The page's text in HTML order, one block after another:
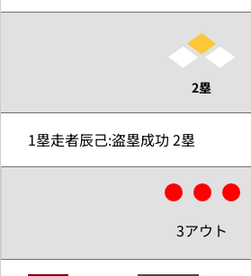
2塁
1塁走者辰己:盗塁成功 2塁
3アウト